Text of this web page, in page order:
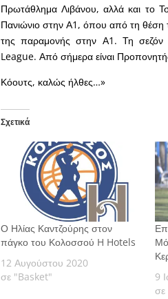
Πρωτάθλημα Λιβάνου, αλλά και το
Πανιώνιο στην Α1, όπου από τη
της παραμονής στην Α1. Τη
League. Από σήμερα είναι
Κόουτς, καλώς ήλθες…»
Σχετικά
Ο Ηλίας Καντζούρης στον
πάγκο του Κολοσσού H Hotels
12 Αυγούστου 2020
σε "Basket"
9
σε